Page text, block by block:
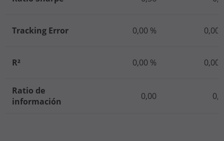
Tracking Error 0,00 % 0,00
R² 0,00 % 0,00
Ratio de
información
0,00